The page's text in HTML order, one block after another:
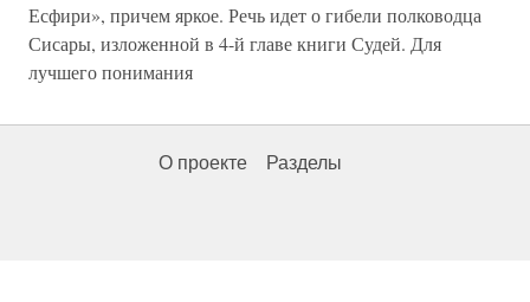
Есфири», причем яркое. Речь идет о гибели полководца
Сисары, изложенной в 4-й главе книги Судей. Для
лучшего понимания
О проекте Разделы